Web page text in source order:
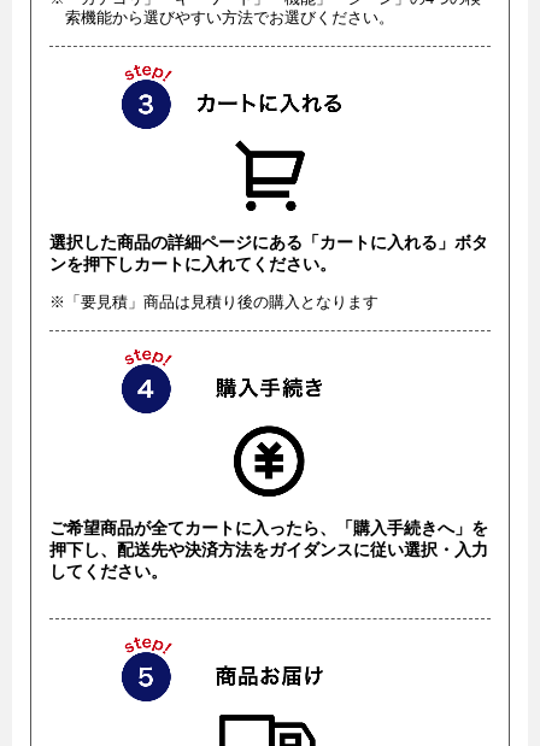
索機能から選びやすい方法でお選びください。
選択した商品の詳細ページにある「カートに入れる」ボタ
ンを押下しカートに入れてください。
※「要見積」商品は見積り後の購入となります
ご希望商品が全てカートに入ったら、「購入手続きへ」を
押下し、配送先や決済方法をガイダンスに従い選択・入力
してください。